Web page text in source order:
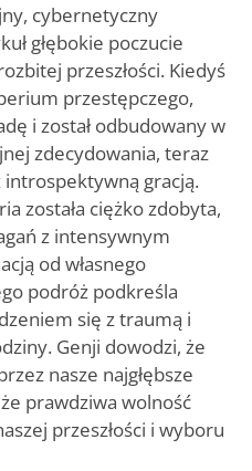
cybernetyczny
głębokie poczucie
przeszłości. Kiedyś
przestępczego,
i został odbudowany w
zdecydowania, teraz
gracją.
została ciężko zdobyta,
z intensywnym
od własnego
podróż podkreśla
się z traumą i
Genji dowodzi, że
nasze najgłębsze
prawdziwa wolność
przeszłości i wyboru